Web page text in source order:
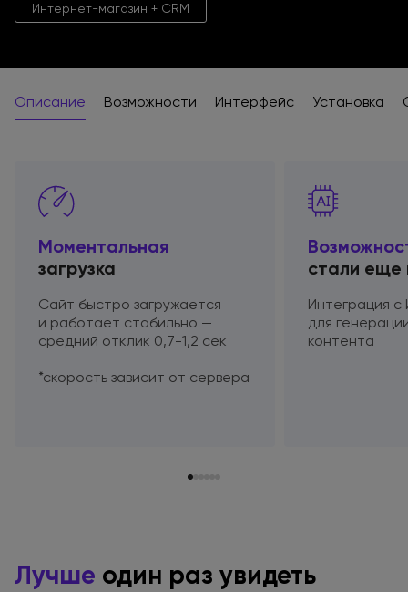
Интернет-магазин + CRM
Описание Возможности Интерфейс Установка
Моментальная
загрузка
Сайт быстро загружается
и работает стабильно —
средний отклик 0,7-1,2 сек
*скорость зависит от сервера
стали
Интеграция с
для
контента
Лучше один раз увидеть